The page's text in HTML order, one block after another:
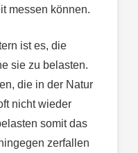
messen können.
ist es, die
sie zu belasten.
die in der Natur
nicht wieder
somit das
zerfallen